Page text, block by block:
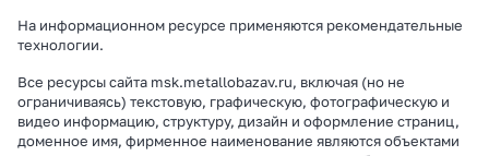
На информационном ресурсе применяются рекомендательные
технологии.
Все ресурсы сайта msk.metallobazav.ru, включая (но не
ограничиваясь) текстовую, графическую, фотографическую и
видео информацию, структуру, дизайн и оформление страниц,
доменное имя, фирменное наименование являются объектами